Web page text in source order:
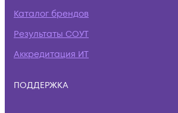
Каталог брендов
Результаты СОУТ
Аккредитация ИТ
ПОДДЕРЖКА